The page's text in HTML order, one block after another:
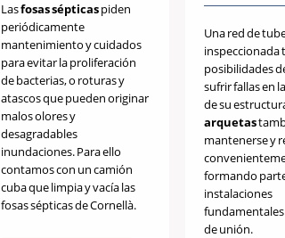
Lasfosas sépticaspiden
periódicamente
mantenimiento y cuidados
para evitar la proliferación
de bacterias, o roturas y
atascos que pueden originar
malos olores y
desagradables
inundaciones. Para ello
contamos con un camión
cuba que limpia y vacía las
fosas sépticas de Cornellà.
Una red de
inspeccionada
posibilidades
sufrir fallas en
de su
arquetas
mantenerse y
formando
instalaciones
de unión.